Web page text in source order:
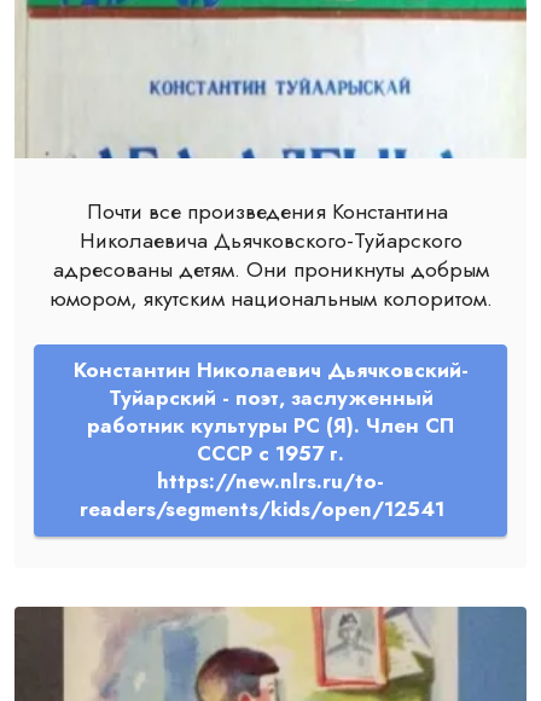
Почти все произведения Константина
Николаевича Дьячковского-Туйарского
адресованы детям. Они проникнуты добрым
юмором, якутским национальным колоритом.
Константин Николаевич Дьячковский-
Туйарский - поэт, заслуженный
работник культуры PC (Я). Член СП
СССР с 1957 г.
https://new.nlrs.ru/to-
readers/segments/kids/open/12541